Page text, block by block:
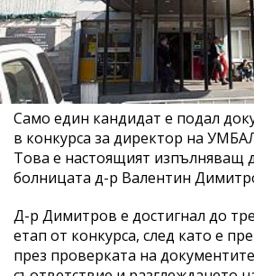
Само един кандидат е подал
в конкурса за директор на
Това е настоящият изпълняващ
болницата д-р Валентин
Д-р Димитров е достигнал до
етап от конкурса, след като е
през проверката на